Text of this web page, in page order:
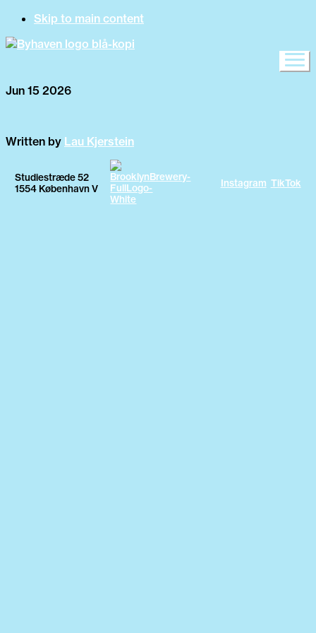
Skip to main content
Jun 15 2026
Written by Lau Kjerstein
Studiestræde 52
1554 København V
Instagram TikTok